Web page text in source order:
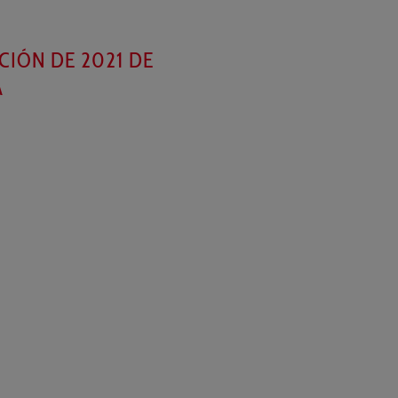
DE 2021 DE